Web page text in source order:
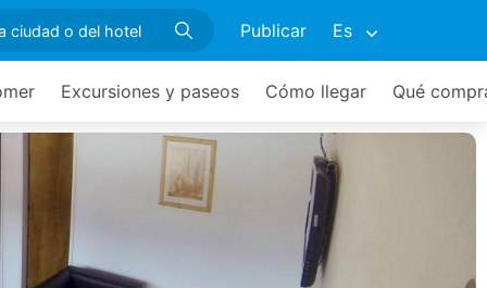
Publicar Es
Excursiones y paseos Cómo llegar Qué